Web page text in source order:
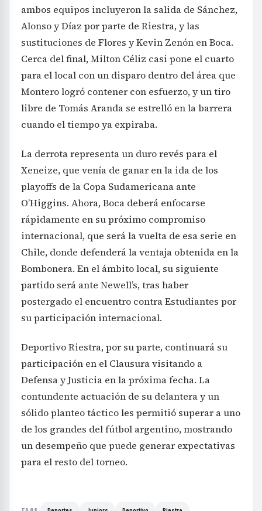
ambos equipos incluyeron la salida de Sánchez,
Alonso y Díaz por parte de Riestra, y las
sustituciones de Flores y Kevin Zenón en Boca.
Cerca del final, Milton Céliz casi pone el cuarto
para el local con un disparo dentro del área que
Montero logró contener con esfuerzo, y un tiro
libre de Tomás Aranda se estrelló en la barrera
cuando el tiempo ya expiraba.
La derrota representa un duro revés para el
Xeneize, que venía de ganar en la ida de los
playoffs de la Copa Sudamericana ante
O’Higgins. Ahora, Boca deberá enfocarse
rápidamente en su próximo compromiso
internacional, que será la vuelta de esa serie en
Chile, donde defenderá la ventaja obtenida en la
Bombonera. En el ámbito local, su siguiente
partido será ante Newell’s, tras haber
postergado el encuentro contra Estudiantes por
su participación internacional.
Deportivo Riestra, por su parte, continuará su
participación en el Clausura visitando a
Defensa y Justicia en la próxima fecha. La
contundente actuación de su delantera y un
sólido planteo táctico les permitió superar a uno
de los grandes del fútbol argentino, mostrando
un desempeño que puede generar expectativas
para el resto del torneo.